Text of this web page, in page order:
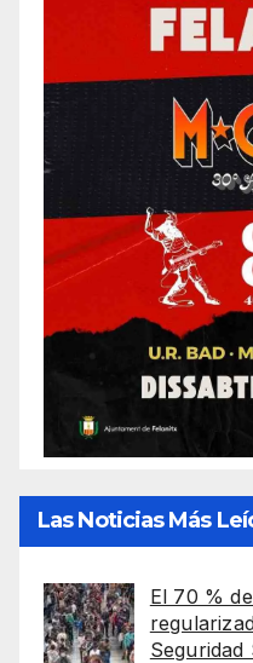
Las Noticias Más
El 70 %
Seguridad